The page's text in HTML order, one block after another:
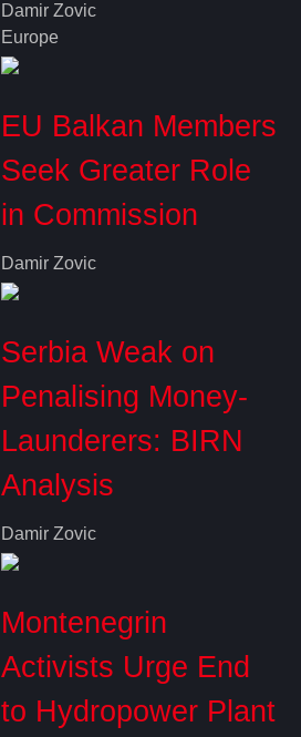
Damir Zovic
Europe
EU Balkan Members
Seek Greater Role
in Commission
Damir Zovic
Serbia Weak on
Penalising Money-
Launderers: BIRN
Analysis
Damir Zovic
Montenegrin
Activists Urge End
to Hydropower Plant